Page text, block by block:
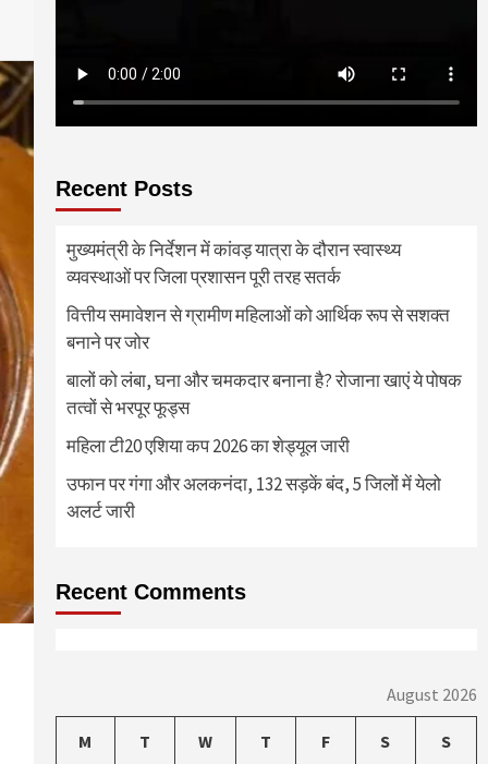
Recent Posts
मुख्यमंत्री के निर्देशन में कांवड़ यात्रा के दौरान स्वास्थ्य
व्यवस्थाओं पर जिला प्रशासन पूरी तरह सतर्क
वित्तीय समावेशन से ग्रामीण महिलाओं को आर्थिक रूप से सशक्त
बनाने पर जोर
बालों को लंबा, घना और चमकदार बनाना है? रोजाना खाएं ये पोषक
तत्वों से भरपूर फूड्स
महिला टी20 एशिया कप 2026 का शेड्यूल जारी
उफान पर गंगा और अलकनंदा, 132 सड़कें बंद, 5 जिलों में येलो
अलर्ट जारी
Recent Comments
August 2026
M T W T F S S